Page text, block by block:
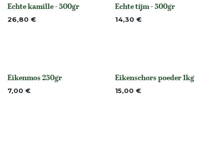
Niet op voorraad
Echte kamille - 500gr
26,80 € None
Echte tijm - 500gr
14,30 €
None
Eikenmos 250gr
7,00 € None
Eikenschors poeder 1kg
15,00 €